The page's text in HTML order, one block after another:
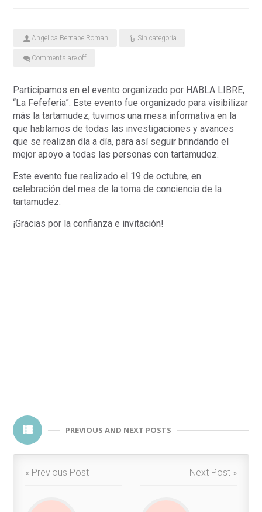
Angelica Bernabe Roman Sin categoría
Comments are off
Participamos en el evento organizado por HABLA LIBRE,
“La Fefeferia”. Este evento fue organizado para visibilizar
más la tartamudez, tuvimos una mesa informativa en la
que hablamos de todas las investigaciones y avances
que se realizan día a día, para así seguir brindando el
mejor apoyo a todas las personas con tartamudez.
Este evento fue realizado el 19 de octubre, en
celebración del mes de la toma de conciencia de la
tartamudez.
¡Gracias por la confianza e invitación!
PREVIOUS AND NEXT POSTS
« Previous Post Next Post »